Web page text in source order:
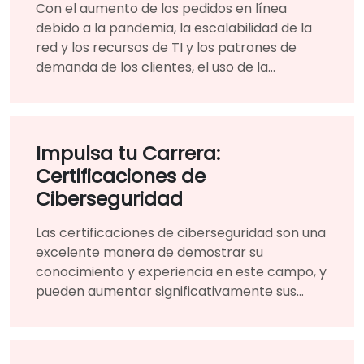
Con el aumento de los pedidos en línea
debido a la pandemia, la escalabilidad de la
red y los recursos de TI y los patrones de
demanda de los clientes, el uso de la
Impulsa tu Carrera:
Certificaciones de
Ciberseguridad
Las certificaciones de ciberseguridad son una
excelente manera de demostrar su
conocimiento y experiencia en este campo, y
pueden aumentar significativamente sus